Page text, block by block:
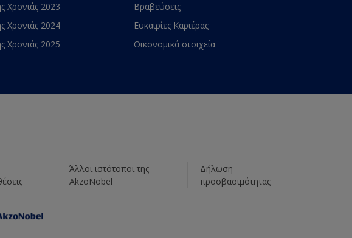
Χρονιάς 2023
Χρονιάς 2024
Χρονιάς 2025
Βραβεύσεις
Ευκαιρίες Καριέρας
Οικονομικά στοιχεία
Άλλοι ιστότοποι της
AkzoNobel
Δήλωση
προσβασιμότητας